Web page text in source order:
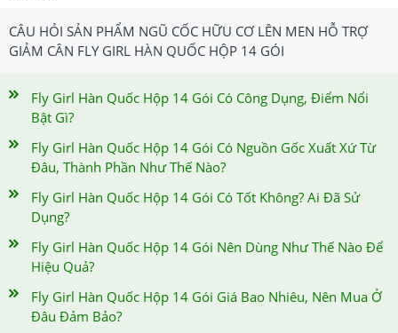
CÂU HỎI SẢN PHẨM NGŨ CỐC HỮU CƠ LÊN MEN HỖ TRỢ
GIẢM CÂN FLY GIRL HÀN QUỐC HỘP 14 GÓI
Fly Girl Hàn Quốc Hộp 14 Gói Có Công Dụng, Điểm Nổi
Bật Gì?
Fly Girl Hàn Quốc Hộp 14 Gói Có Nguồn Gốc Xuất Xứ Từ
Đâu, Thành Phần Như Thế Nào?
Fly Girl Hàn Quốc Hộp 14 Gói Có Tốt Không? Ai Đã Sử
Dụng?
Fly Girl Hàn Quốc Hộp 14 Gói Nên Dùng Như Thế Nào Để
Hiệu Quả?
Fly Girl Hàn Quốc Hộp 14 Gói Giá Bao Nhiêu, Nên Mua Ở
Đâu Đảm Bảo?